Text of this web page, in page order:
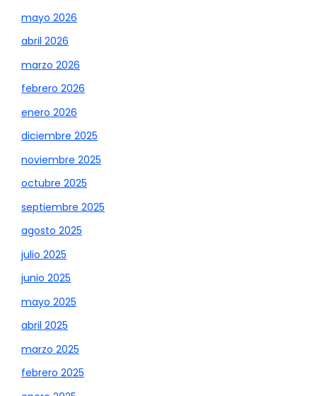
mayo 2026
abril 2026
marzo 2026
febrero 2026
enero 2026
diciembre 2025
noviembre 2025
octubre 2025
septiembre 2025
agosto 2025
julio 2025
junio 2025
mayo 2025
abril 2025
marzo 2025
febrero 2025